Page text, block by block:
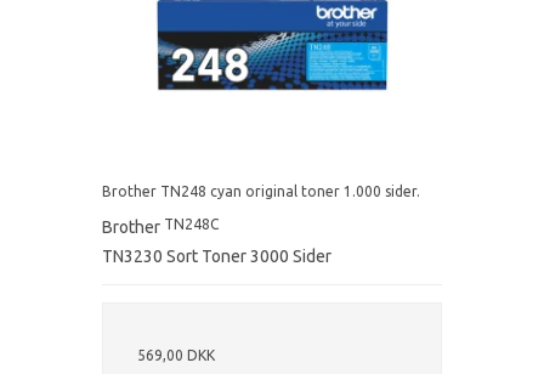
Brother TN248 cyan original toner 1.000 sider.
Brother TN248C
TN3230 Sort Toner 3000 Sider
569,00 DKK